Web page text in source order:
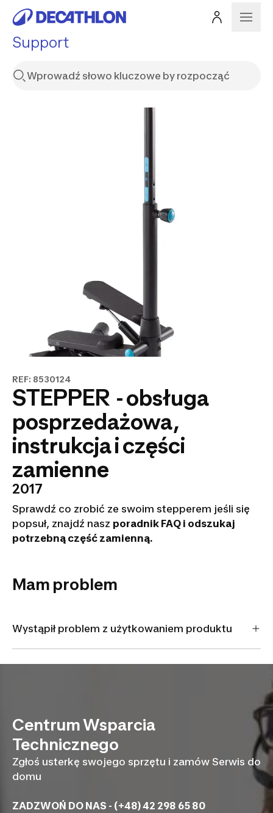
Support
REF: 8530124
STEPPER - obsługa
posprzedażowa,
instrukcja i części
zamienne
2017
Sprawdź co zrobić ze swoim stepperem jeśli się
popsuł, znajdź nasz poradnik FAQ i odszukaj
potrzebną część zamienną.
Mam problem
Wystąpił problem z użytkowaniem produktu
Centrum Wsparcia
Technicznego
Zgłoś usterkę swojego sprzętu i zamów Serwis do
domu
ZADZWOŃ DO NAS - (+48) 42 298 65 80